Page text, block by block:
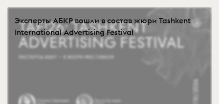
Эксперты АБКР вошли в состав жюри Tashkent
International Advertising Festival